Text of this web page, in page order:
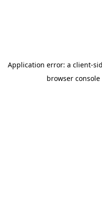
Application error: a client-
browser